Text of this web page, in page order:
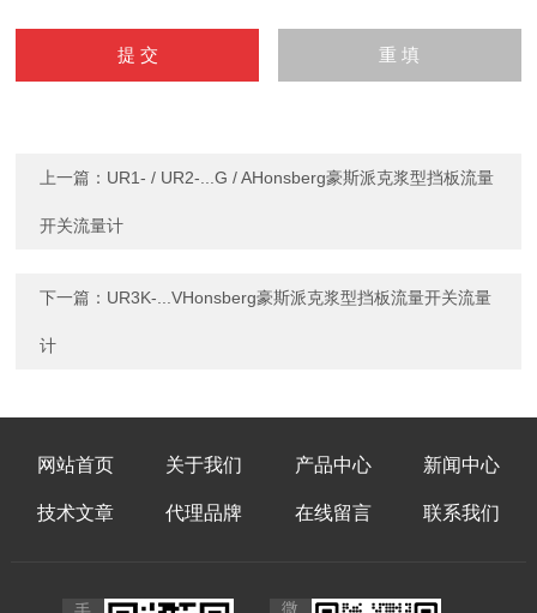
上一篇： UR1- / UR2-...G / AHonsberg豪斯派克浆型挡板流量
开关流量计
下一篇： UR3K-...VHonsberg豪斯派克浆型挡板流量开关流量
计
网站首页 关于我们 产品中心 新闻中心
技术文章 代理品牌 在线留言 联系我们
微